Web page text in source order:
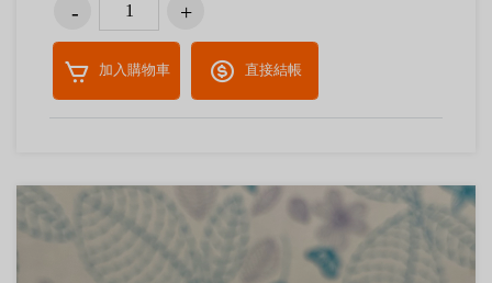
加入購物車 直接結帳